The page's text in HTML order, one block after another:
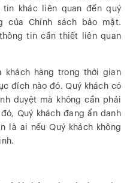
khác liên quan đến quý
của Chính sách bảo mật.
tin cần thiết liên quan
khách hàng trong thời gian
đích nào đó. Quý khách có
duyệt mà không cần phải
Quý khách đang ẩn danh
là ai nếu Quý khách không